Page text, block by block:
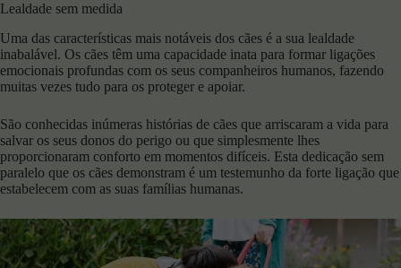
Lealdade sem medida
Uma das características mais notáveis dos cães é a sua lealdade
inabalável. Os cães têm uma capacidade inata para formar ligações
emocionais profundas com os seus companheiros humanos, fazendo
muitas vezes tudo para os proteger e apoiar.
São conhecidas inúmeras histórias de cães que arriscaram a vida para
salvar os seus donos do perigo ou que simplesmente lhes
proporcionaram conforto em momentos difíceis. Esta dedicação sem
paralelo que os cães demonstram é um testemunho da forte ligação que
estabelecem com as suas famílias humanas.